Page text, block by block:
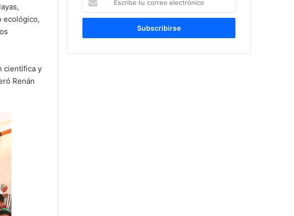
ecológico,
científica y
Renán
tu
correo